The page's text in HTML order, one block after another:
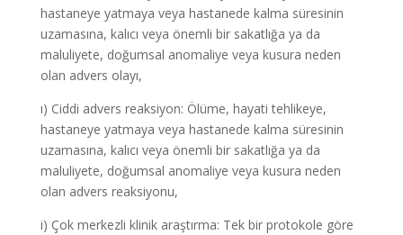
hastaneye yatmaya veya hastanede kalma süresinin
uzamasına, kalıcı veya önemli bir sakatlığa ya da
maluliyete, doğumsal anomaliye veya kusura neden
olan advers olayı,
ı) Ciddi advers reaksiyon: Ölüme, hayati tehlikeye,
hastaneye yatmaya veya hastanede kalma süresinin
uzamasına, kalıcı veya önemli bir sakatlığa ya da
maluliyete, doğumsal anomaliye veya kusura neden
olan advers reaksiyonu,
i) Çok merkezli klinik araştırma: Tek bir protokole göre